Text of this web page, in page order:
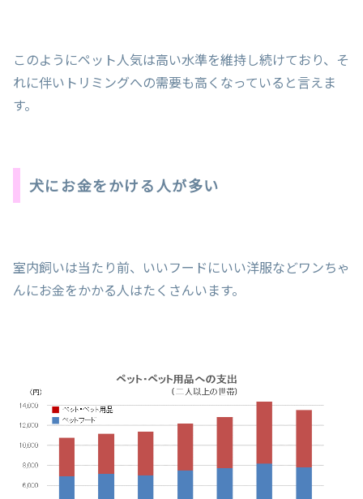
このようにペット人気は高い水準を維持し続けており、そ
れに伴いトリミングへの需要も高くなっていると言えま
す。
犬にお金をかける人が多い
室内飼いは当たり前、いいフードにいい洋服などワンちゃ
んにお金をかかる人はたくさんいます。